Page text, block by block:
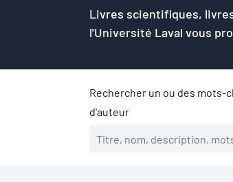
Livres scientifiques,
l'Université Laval vous
Rechercher un ou des mots-
d'auteur